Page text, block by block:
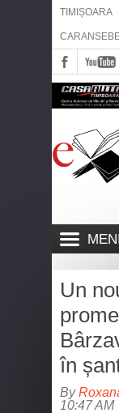
TIMIȘOARA
Un
în
By
10:47 AM